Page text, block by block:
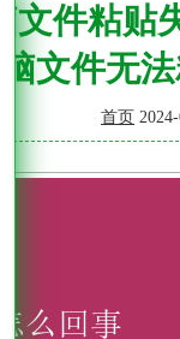
文件粘贴
脑文件无
首页